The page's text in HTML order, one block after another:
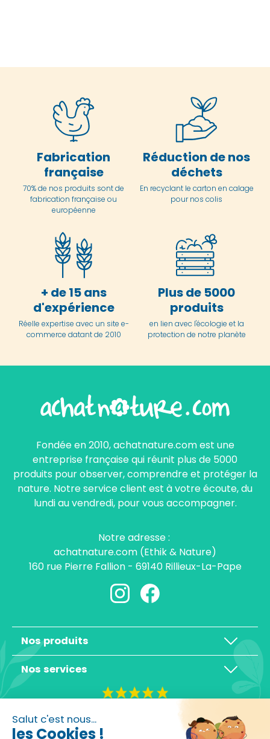
Salut c'est nous...
les Cookies !
Fabrication
française
70% de nos produits sont de
fabrication française ou
européenne
Réduction de nos
déchets
En recyclant le carton en calage
pour nos colis
+ de 15 ans
d'expérience
Réelle expertise avec un site e-
commerce datant de 2010
Plus de 5000
produits
en lien avec l'écologie et la
protection de notre planète
Fondée en 2010, achatnature.com est une
entreprise française qui réunit plus de 5000
produits pour observer, comprendre et protéger la
nature. Notre service client est à votre écoute, du
lundi au vendredi, pour vous accompagner.
Notre adresse :
achatnature.com (Ethik & Nature)
160 rue Pierre Fallion - 69140 Rillieux-La-Pape
Nos produits
Nos services